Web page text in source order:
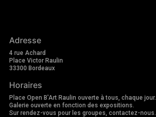
Adresse
4 rue Achard
Place Victor Raulin
33300 Bordeaux
Horaires
Place Open B'Art Raulin ouverte à tous, chaque jour.
Galerie ouverte en fonction des expositions.
Sur rendez-vous pour les groupes, contactez-nous.